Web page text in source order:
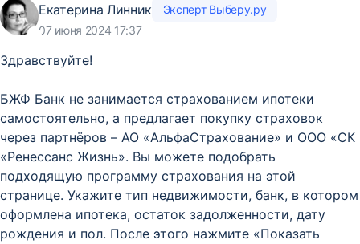
Екатерина Линник
Эксперт Выберу.ру
07 июня 2024 17:37
Здравствуйте!
БЖФ Банк не занимается страхованием ипотеки
самостоятельно, а предлагает покупку страховок
через партнёров – AO «АльфаСтрахование» и ООO «СК
«Ренессанс Жизнь». Вы можете подобрать
подходящую программу страхования на этой
странице. Укажите тип недвижимости, банк, в котором
оформлена ипотека, остаток задолженности, дату
рождения и пол. После этого нажмите «Показать